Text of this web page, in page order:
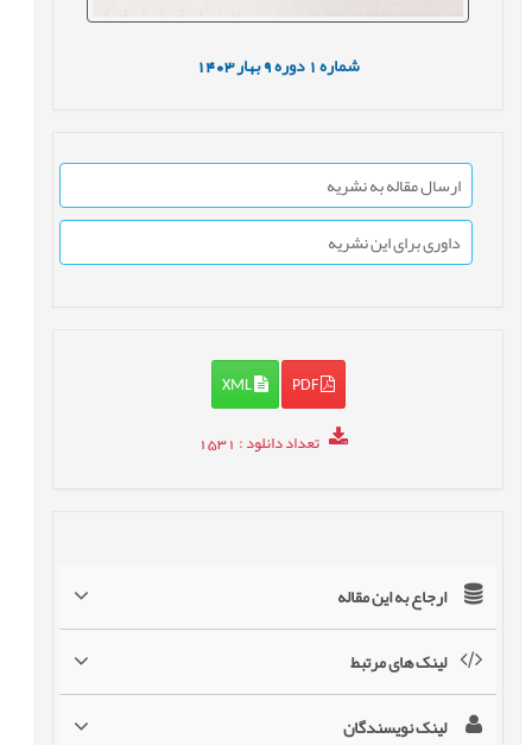
شماره1 دوره9 بهار1403
ارسال مقاله به نشریه
داوری برای این نشریه
PDF
XML
تعداد دانلود: 1531
ارجاع به این مقاله
لینک های مرتبط
لینک نویسندگان